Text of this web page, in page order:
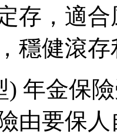
存，適
穩健滾
) 年金保
由要保